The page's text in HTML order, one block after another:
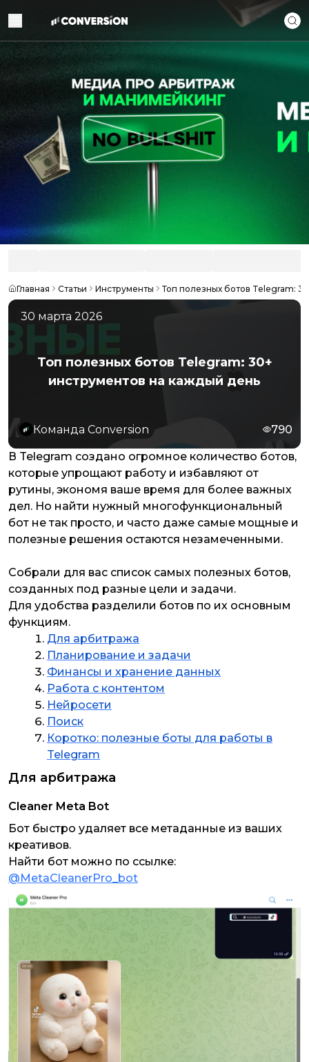
Главная Статьи Инструменты Топ полезных ботов Telegram:
30 марта 2026
Топ полезных ботов Telegram: 30+
инструментов на каждый день
Команда Conversion 790
В Telegram создано огромное количество ботов,
которые упрощают работу и избавляют от
рутины, экономя ваше время для более важных
дел. Но найти нужный многофункциональный
бот не так просто, и часто даже самые мощные и
полезные решения остаются незамеченными.
Собрали для вас список самых полезных ботов,
созданных под разные цели и задачи.
Для удобства разделили ботов по их основным
функциям.
Для арбитража
Планирование и задачи
Финансы и хранение данных
Работа с контентом
Нейросети
Поиск
Коротко: полезные боты для работы в
Telegram
Для арбитража
Cleaner Meta Bot
Бот быстро удаляет все метаданные из ваших
креативов.
Найти бот можно по ссылке:
@MetaCleanerPro_bot